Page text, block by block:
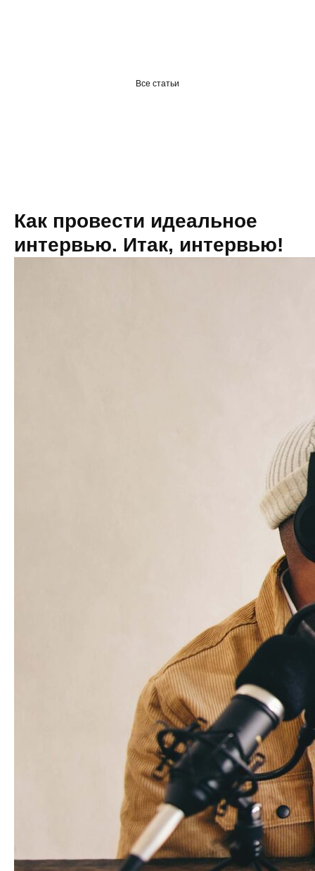
Все статьи
Как провести идеальное
интервью. Итак, интервью!